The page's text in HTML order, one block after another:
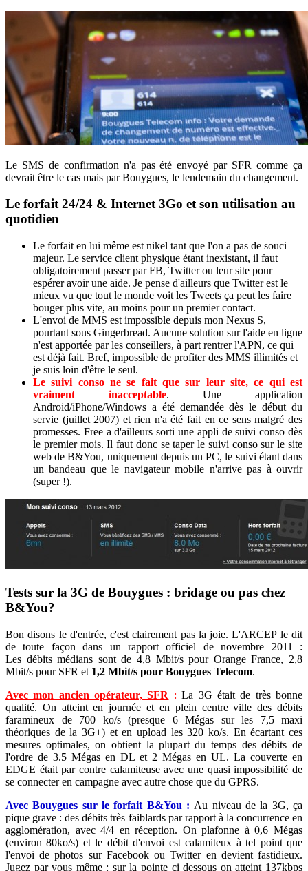
Le SMS de confirmation n'a pas été envoyé par SFR comme ça
devrait être le cas mais par Bouygues, le lendemain du changement.
Le forfait 24/24 & Internet 3Go et son utilisation au
quotidien
Le forfait en lui même est nikel tant que l'on a pas de souci
majeur. Le service client physique étant inexistant, il faut
obligatoirement passer par FB, Twitter ou leur site pour
espérer avoir une aide. Je pense d'ailleurs que Twitter est le
mieux vu que tout le monde voit les Tweets ça peut les faire
bouger plus vite, au moins pour un premier contact.
L'envoi de MMS est impossible depuis mon Nexus S,
pourtant sous Gingerbread. Aucune solution sur l'aide en ligne
n'est apportée par les conseillers, à part rentrer l'APN, ce qui
est déjà fait. Bref, impossible de profiter des MMS illimités et
je suis loin d'être le seul.
Le suivi conso ne se fait que sur leur site, ce qui est
vraiment inacceptable. Une application
Android/iPhone/Windows a été demandée dès le début du
servie (juillet 2007) et rien n'a été fait en ce sens malgré des
promesses. Free a d'ailleurs sorti une appli de suivi conso dès
le premier mois. Il faut donc se taper le suivi conso sur le site
web de B&You, uniquement depuis un PC, le suivi étant dans
un bandeau que le navigateur mobile n'arrive pas à ouvrir
(super !).
Tests sur la 3G de Bouygues : bridage ou pas chez
B&You?
Bon disons le d'entrée, c'est clairement pas la joie. L'ARCEP le dit
de toute façon dans un rapport officiel de novembre 2011 :
Les débits médians sont de 4,8 Mbit/s pour Orange France, 2,8
Mbit/s pour SFR et 1,2 Mbit/s pour Bouygues Telecom.
Avec mon ancien opérateur, SFR : La 3G était de très bonne
qualité. On atteint en journée et en plein centre ville des débits
faramineux de 700 ko/s (presque 6 Mégas sur les 7,5 maxi
théoriques de la 3G+) et en upload les 320 ko/s. En écartant ces
mesures optimales, on obtient la plupart du temps des débits de
l'ordre de 3.5 Mégas en DL et 2 Mégas en UL. La couverte en
EDGE était par contre calamiteuse avec une quasi impossibilité de
se connecter en campagne avec autre chose que du GPRS.
Avec Bouygues sur le forfait B&You : Au niveau de la 3G, ça
pique grave : des débits très faiblards par rapport à la concurrence en
agglomération, avec 4/4 en réception. On plafonne à 0,6 Mégas
(environ 80ko/s) et le débit d'envoi est calamiteux à tel point que
l'envoi de photos sur Facebook ou Twitter en devient fastidieux.
Jugez par vous même : sur la pointe ci dessous on atteint 137kbps